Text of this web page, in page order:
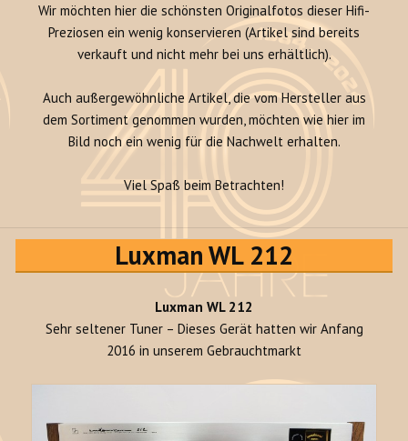
Wir möchten hier die schönsten Originalfotos dieser Hifi-
Preziosen ein wenig konservieren (Artikel sind bereits
verkauft und nicht mehr bei uns erhältlich).
Auch außergewöhnliche Artikel, die vom Hersteller aus
dem Sortiment genommen wurden, möchten wie hier im
Bild noch ein wenig für die Nachwelt erhalten.
Viel Spaß beim Betrachten!
Luxman WL 212
Luxman WL 212
Sehr seltener Tuner – Dieses Gerät hatten wir Anfang
2016 in unserem Gebrauchtmarkt